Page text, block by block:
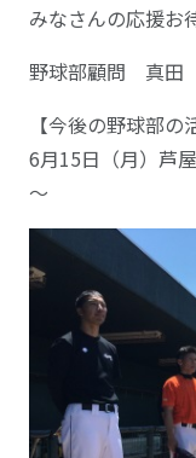
みなさんの応援お
野球部顧問 真田
【今後の野球部の
6月15日（月）芦
～